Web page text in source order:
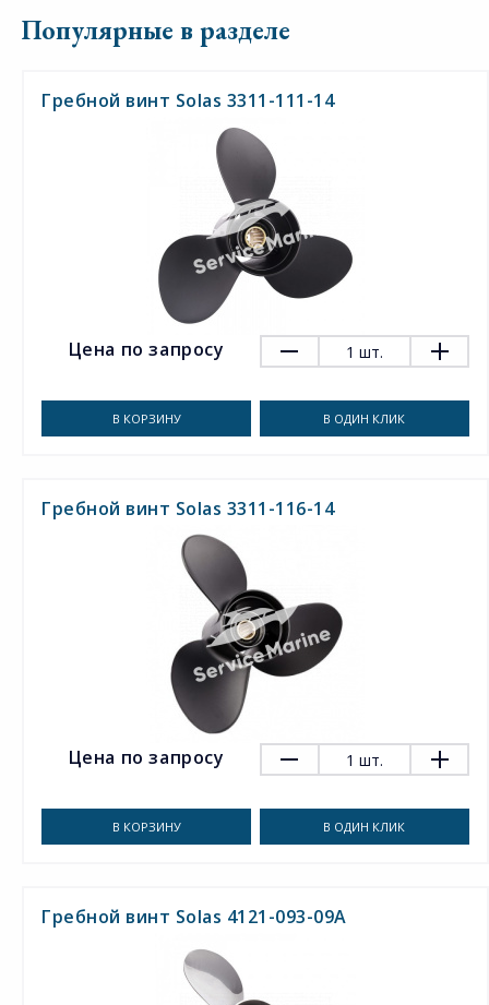
Популярные в разделе
Гребной винт Solas 3311-111-14
Цена по запросу 1 шт.
В КОРЗИНУ В ОДИН КЛИК
Гребной винт Solas 3311-116-14
Цена по запросу 1 шт.
В КОРЗИНУ В ОДИН КЛИК
Гребной винт Solas 4121-093-09A